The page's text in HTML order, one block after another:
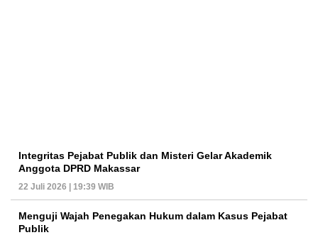
Integritas Pejabat Publik dan Misteri Gelar Akademik
Anggota DPRD Makassar
22 Juli 2026 | 19:39 WIB
Menguji Wajah Penegakan Hukum dalam Kasus Pejabat
Publik